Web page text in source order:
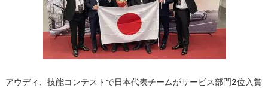
アウディ、技能コンテストで日本代表チームがサービス部門2位入賞